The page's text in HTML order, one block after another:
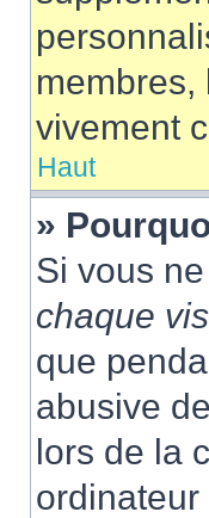
membres,
vivement
Haut
»
Si vous
chaque
que
abusive
lors de la